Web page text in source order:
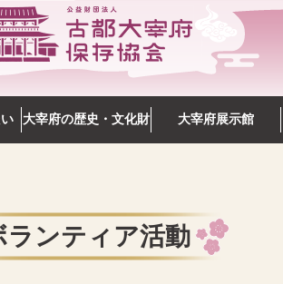
大宰府の歴史・文化財 大宰府展示館
ランティア活動